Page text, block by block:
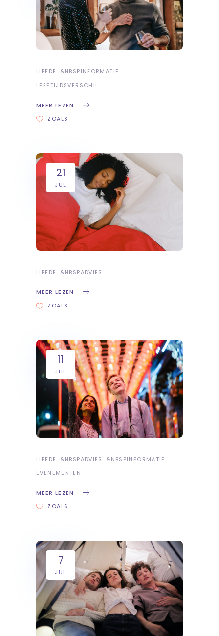
LIEFDE &NBSPINFORMATIE
LEEFTIJDSVERSCHIL
MEER LEZEN
ZOALS
21
JUL
LIEFDE &NBSPADVIES
MEER LEZEN
ZOALS
11
JUL
LIEFDE &NBSPADVIES &NBSPINFORMATIE
EVENEMENTEN
MEER LEZEN
ZOALS
7
JUL